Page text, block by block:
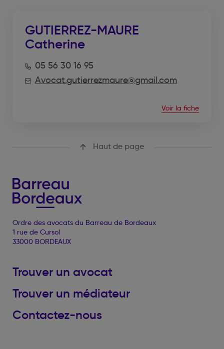
GUTIERREZ-MAURE
Catherine
05 56 30 16 95
Avocat.gutierrezmaure@gmail.com
Voir la fiche
Haut de page
Ordre des avocats du Barreau de Bordeaux
1 rue de Cursol
33000 BORDEAUX
Trouver un avocat
Trouver un médiateur
Contactez-nous